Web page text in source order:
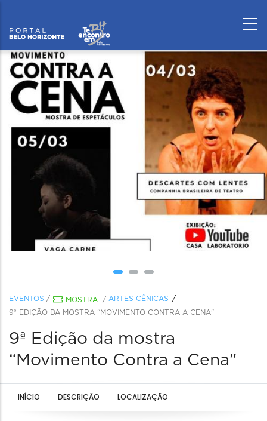
EVENTOS / MOSTRA / ARTES CÊNICAS
9ª EDIÇÃO DA MOSTRA “MOVIMENTO CONTRA A CENA"
9ª Edição da mostra
“Movimento Contra a Cena"
INÍCIO DESCRIÇÃO LOCALIZAÇÃO